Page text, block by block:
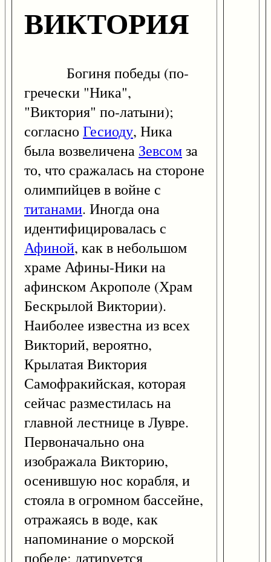
ВИКТОРИЯ
Богиня победы (по-
гречески "Ника",
"Виктория" по-латыни);
согласно Гесиоду, Ника
была возвеличена Зевсомза
то, что сражалась на стороне
олимпийцев в войне с
титанами. Иногда она
идентифицировалась с
Афиной, как в небольшом
храме Афины-Ники на
афинском Акрополе (Храм
Бескрылой Виктории).
Наиболее известна из всех
Викторий, вероятно,
Крылатая Виктория
Самофракийская, которая
сейчас разместилась на
главной лестнице в Лувре.
Первоначально она
изображала Викторию,
осенившую нос корабля, и
стояла в огромном бассейне,
отражаясь в воде, как
напоминание о морской
победе; датируется